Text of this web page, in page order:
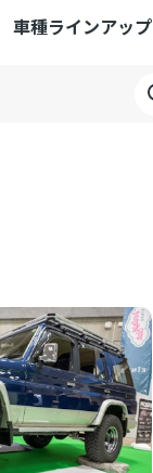
車種ラインアップ